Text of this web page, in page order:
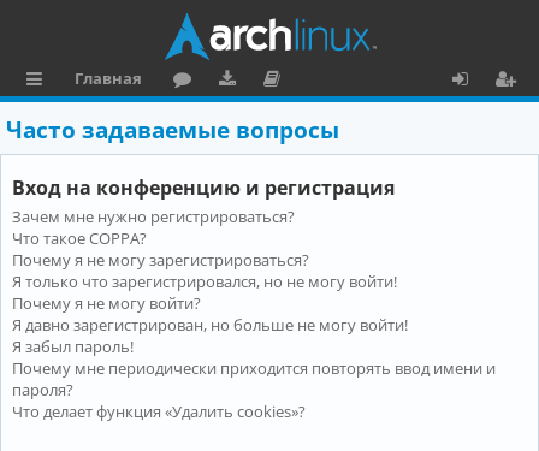
ы
л
к
и
Главная
ру
м
ру
зк
и
ку
м
е
н
та
ц
и
я
о
и
Часто задаваемые вопросы
Вход на конференцию и регистрация
Зачем мне нужно регистрироваться?
Что такое COPPA?
Почему я не могу зарегистрироваться?
Я только что зарегистрировался, но не могу войти!
Почему я не могу войти?
Я давно зарегистрирован, но больше не могу войти!
Я забыл пароль!
Почему мне периодически приходится повторять ввод имени и
пароля?
Что делает функция «Удалить cookies»?